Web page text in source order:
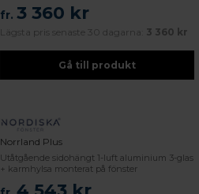
fr. 3 360 kr
Lägsta pris senaste 30 dagarna: 3 360 kr
Gå till produkt
Norrland Plus
Utåtgående sidohängt 1-luft aluminium 3-glas
+ karmhylsa monterat på fönster